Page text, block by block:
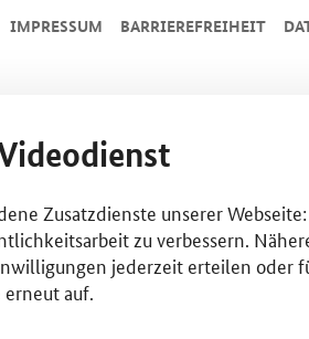
IMPRESSUM BARRIEREFREIHEIT
Zusatzdienste unserer
zu verbessern.
jederzeit erteilen oder
auf.